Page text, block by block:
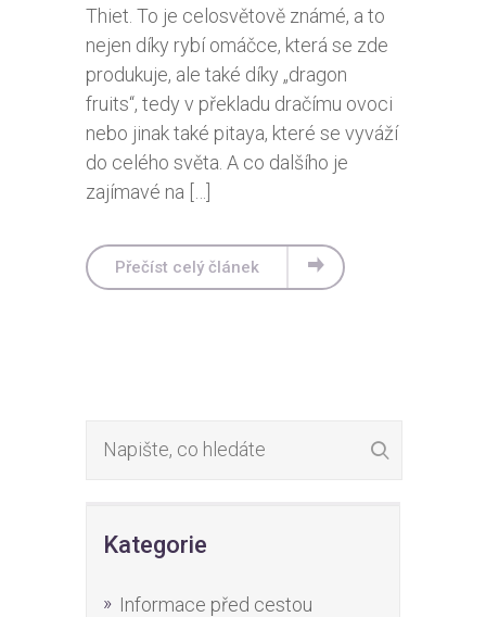
Thiet. To je celosvětově známé, a to
nejen díky rybí omáčce, která se zde
produkuje, ale také díky „dragon
fruits“, tedy v překladu dračímu ovoci
nebo jinak také pitaya, které se vyváží
do celého světa. A co dalšího je
zajímavé na […]
Přečíst celý článek
Kategorie
Informace před cestou